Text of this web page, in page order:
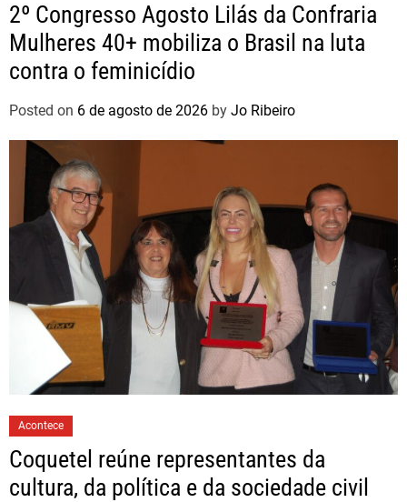
2º Congresso Agosto Lilás da Confraria
Mulheres 40+ mobiliza o Brasil na luta
contra o feminicídio
Posted on 6 de agosto de 2026 by Jo Ribeiro
Acontece
Coquetel reúne representantes da
cultura, da política e da sociedade civil